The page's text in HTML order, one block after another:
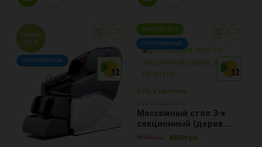
12
12
12
Скидка
20 %
ПОПУЛЯРНЫЙ
12
12
12
СКИДКА 20 %
ПОПУЛЯРНЫЙ
Есть в наличии
Массажный стол 3-х
секционный (дерев.
рама) HY-30110
8500грн. 6800грн.